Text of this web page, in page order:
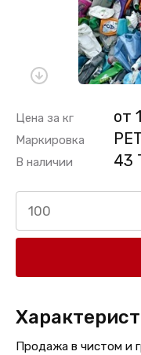
Цена за кг от
Маркировка
В наличии 43
Продажа в чистом и